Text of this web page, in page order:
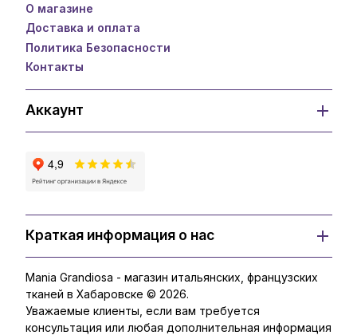
О магазине
Доставка и оплата
Политика Безопасности
Контакты
Аккаунт
Краткая информация о нас
Mania Grandiosa - магазин итальянских, французских
тканей в Хабаровске © 2026.
Уважаемые клиенты, если вам требуется
консультация или любая дополнительная информация